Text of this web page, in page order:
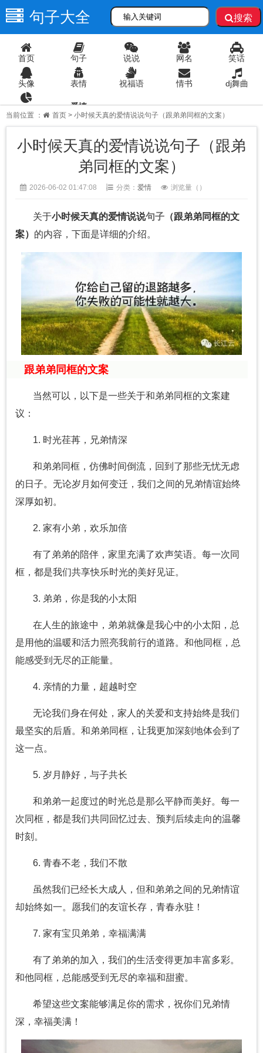
句子大全 搜索
首页 句子 说说 网名 笑话
头像 表情 祝福语 情书 dj舞曲
爱情
当前位置 ： 首页 > 小时候天真的爱情说说句子（跟弟弟同框的文案）
小时候天真的爱情说说句子（跟弟
弟同框的文案）
2026-06-02 01:47:08 分类： 爱情 浏览量（ ）
关于小时候天真的爱情说说句子 （跟弟弟同框的文
案） 的内容，下面是详细的介绍。
跟弟弟同框的文案
当然可以，以下是一些关于和弟弟同框的文案建
议：
1. 时光荏苒，兄弟情深
和弟弟同框，仿佛时间倒流，回到了那些无忧无虑
的日子。无论岁月如何变迁，我们之间的兄弟情谊始终
深厚如初。
2. 家有小弟，欢乐加倍
有了弟弟的陪伴，家里充满了欢声笑语。每一次同
框，都是我们共享快乐时光的美好见证。
3. 弟弟，你是我的小太阳
在人生的旅途中，弟弟就像是我心中的小太阳，总
是用他的温暖和活力照亮我前行的道路。和他同框，总
能感受到无尽的正能量。
4. 亲情的力量，超越时空
无论我们身在何处，家人的关爱和支持始终是我们
最坚实的后盾。和弟弟同框，让我更加深刻地体会到了
这一点。
5. 岁月静好，与子共长
和弟弟一起度过的时光总是那么平静而美好。每一
次同框，都是我们共同回忆过去、预判后续走向的温馨
时刻。
6. 青春不老，我们不散
虽然我们已经长大成人，但和弟弟之间的兄弟情谊
却始终如一。愿我们的友谊长存，青春永驻！
7. 家有宝贝弟弟，幸福满满
有了弟弟的加入，我们的生活变得更加丰富多彩。
和他同框，总能感受到无尽的幸福和甜蜜。
希望这些文案能够满足你的需求，祝你们兄弟情
深，幸福美满！